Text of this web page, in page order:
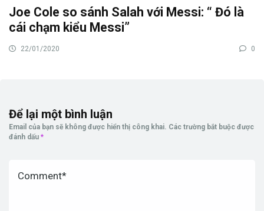
Joe Cole so sánh Salah với Messi: “ Đó là
cái chạm kiểu Messi”
22/01/2020 0
Để lại một bình luận
Email của bạn sẽ không được hiển thị công khai. Các trường bắt buộc được
đánh dấu *